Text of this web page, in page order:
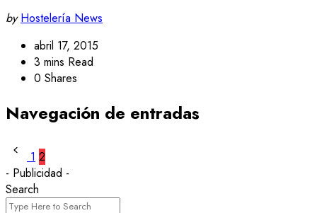
by Hostelería News
abril 17, 2015
3 mins Read
0 Shares
Navegación de entradas
1 2
- Publicidad -
Search